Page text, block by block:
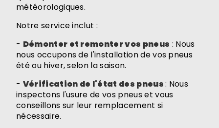
météorologiques.
Notre service inclut :
- Démonter et remonter vos pneus : Nous
nous occupons de l'installation de vos pneus
été ou hiver, selon la saison.
- Vérification de l'état des pneus: Nous
inspectons l'usure de vos pneus et vous
conseillons sur leur remplacement si
nécessaire.